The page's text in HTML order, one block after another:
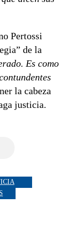
Pertossi
de la
Es como
la cabeza
justicia.